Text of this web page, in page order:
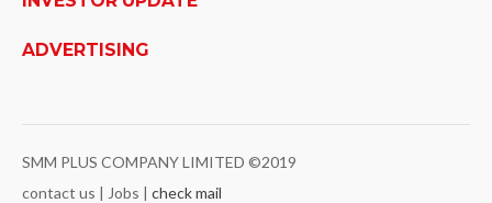
ADVERTISING
SMM PLUS COMPANY LIMITED ©2019
contact us | Jobs | check mail